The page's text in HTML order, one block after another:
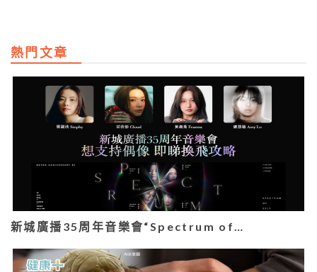
熱門文章
新城廣播35周年音樂會“Spectrum of…